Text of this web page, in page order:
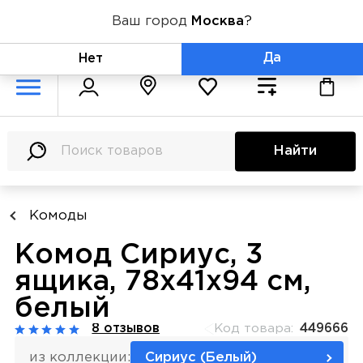
+7 (800) 775-71-06
Найти
Комоды
Комод Сириус, 3
ящика, 78х41х94 см,
белый
Код товара: 449666
8 отзывов
из коллекции: Сириус (Белый)
Ваш город Москва?
Нет Да